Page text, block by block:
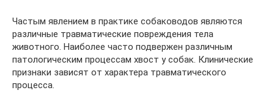
Частым явлением в практике собаководов являются
различные травматические повреждения тела
животного. Наиболее часто подвержен различным
патологическим процессам хвост у собак. Клинические
признаки зависят от характера травматического
процесса.